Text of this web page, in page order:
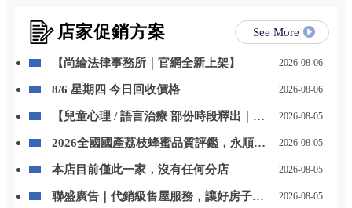
店家促銷方案 See More
【尚綸法律事務所｜官網全新上架】 2026-08-06
8/6 星期四 今日回收價格 2026-08-06
【兒童心理 / 語言治療 部份時段釋出｜開
2026-08-05
2026全國國產荔枝蜂蜜品質評鑑，永順豐
2026-08-05
本店目前僅此一家，沒有任何分店 2026-08-05
聯盛廣告｜代銷級售屋服務，讓好房子被
2026-08-05